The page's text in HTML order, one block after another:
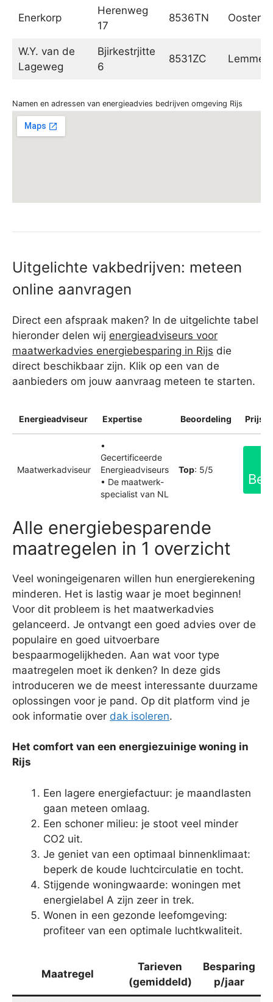
Enerkorp
Herenweg
17
8536TN
W.Y. van de
Lageweg
Bjirkestrjitte
6
8531ZC Lemmer
Namen en adressen van energieadvies bedrijven omgeving Rijs
Uitgelichte vakbedrijven: meteen
online aanvragen
Direct een afspraak maken? In de uitgelichte tabel
hieronder delen wij energieadviseurs voor
maatwerkadvies energiebesparing in Rijs die
direct beschikbaar zijn. Klik op een van de
aanbieders om jouw aanvraag meteen te starten.
Energieadviseur Expertise Beoordeling
Maatwerkadviseur
•
Gecertificeerde
Energieadviseurs
• De maatwerk-
specialist van NL
Top: 5/5
Alle energiebesparende
maatregelen in 1 overzicht
Veel woningeigenaren willen hun energierekening
minderen. Het is lastig waar je moet beginnen!
Voor dit probleem is het maatwerkadvies
gelanceerd. Je ontvangt een goed advies over de
populaire en goed uitvoerbare
bespaarmogelijkheden. Aan wat voor type
maatregelen moet ik denken? In deze gids
introduceren we de meest interessante duurzame
oplossingen voor je pand. Op dit platform vind je
ook informatie over dak isoleren.
Het comfort van een energiezuinige woning in
Rijs
Een lagere energiefactuur: je maandlasten
gaan meteen omlaag.
Een schoner milieu: je stoot veel minder
CO2 uit.
Je geniet van een optimaal binnenklimaat:
beperk de koude luchtcirculatie en tocht.
Stijgende woningwaarde: woningen met
energielabel A zijn zeer in trek.
Wonen in een gezonde leefomgeving:
profiteer van een optimale luchtkwaliteit.
Maatregel
Tarieven
(gemiddeld)
Besparing
p/jaar